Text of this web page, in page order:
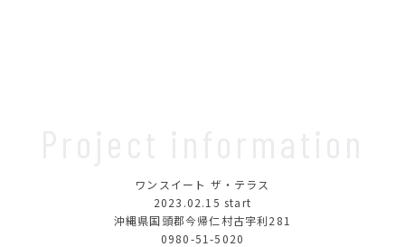
ワンスイート ザ・テラス
2023.02.15 start
沖縄県国頭郡今帰仁村古宇利281
0980-51-5020